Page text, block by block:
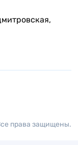
права защищены.